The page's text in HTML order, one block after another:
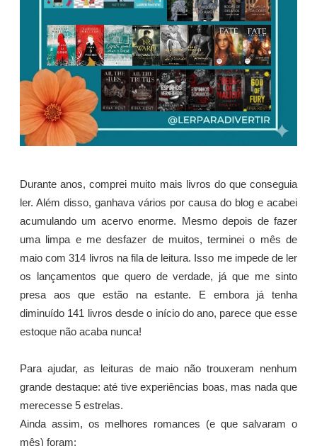
Durante anos, comprei muito mais livros do que conseguia
ler. Além disso, ganhava vários por causa do blog e acabei
acumulando um acervo enorme. Mesmo depois de fazer
uma limpa e me desfazer de muitos, terminei o mês de
maio com 314 livros na fila de leitura. Isso me impede de ler
os lançamentos que quero de verdade, já que me sinto
presa aos que estão na estante. E embora já tenha
diminuído 141 livros desde o início do ano, parece que esse
estoque não acaba nunca!
Para ajudar, as leituras de maio não trouxeram nenhum
grande destaque: até tive experiências boas, mas nada que
merecesse 5 estrelas.
Ainda assim, os melhores romances (e que salvaram o
mês) foram: